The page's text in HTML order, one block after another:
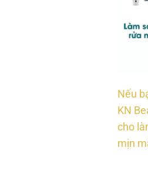
Nếu
KN
cho
mịn